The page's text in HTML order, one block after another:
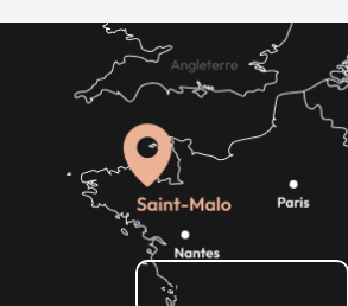
Hoe kom ik daar?